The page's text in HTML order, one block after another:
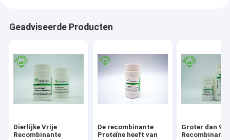
Geadviseerde Producten
Dierlijke Vrije
Recombinante
De recombinante
Proteïne heeft van
Groter dan
Recombinante